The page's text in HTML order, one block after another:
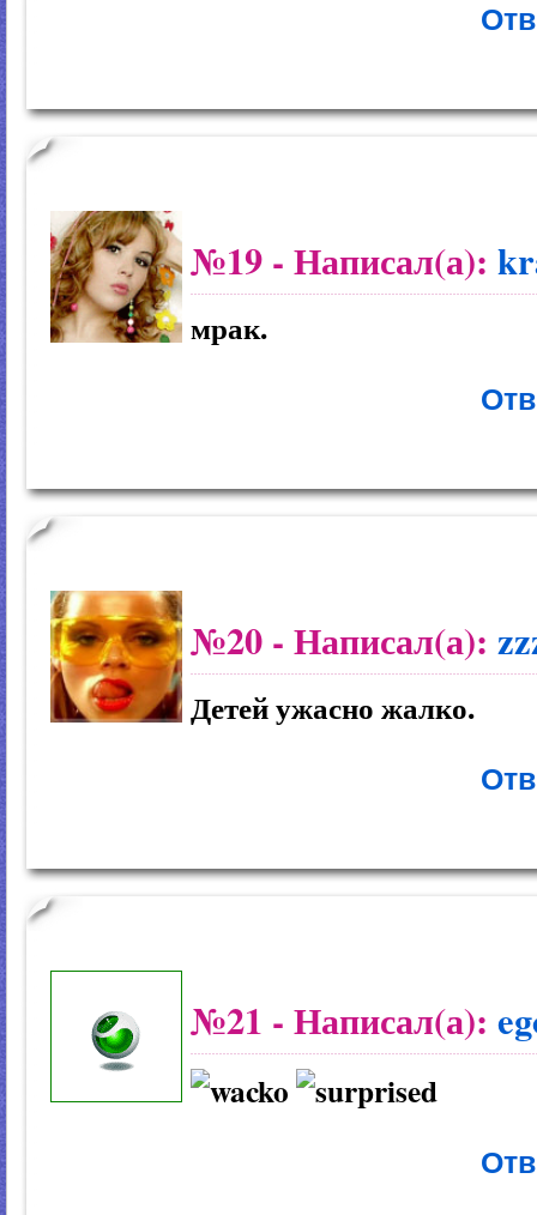
№19 - Написал(а):
мрак.
№20 - Написал(а):
Детей ужасно жалко.
№21 - Написал(а):